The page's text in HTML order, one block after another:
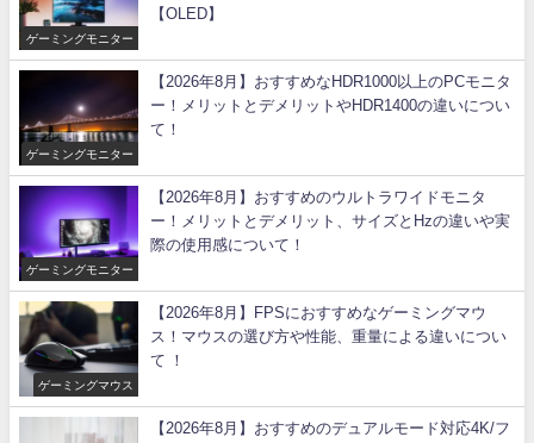
ゲーミングモニター
【OLED】
ゲーミングモニター
【2026年8月】おすすめなHDR1000以上のPCモニタ
ー！メリットとデメリットやHDR1400の違いについ
て！
ゲーミングモニター
【2026年8月】おすすめのウルトラワイドモニタ
ー！メリットとデメリット、サイズとHzの違いや実
際の使用感について！
ゲーミングマウス
【2026年8月】FPSにおすすめなゲーミングマウ
ス！マウスの選び方や性能、重量による違いについ
て ！
【2026年8月】おすすめのデュアルモード対応4K/フ